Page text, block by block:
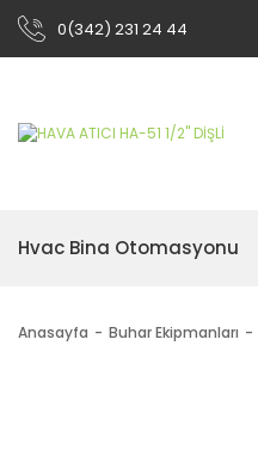
0(342) 231 24 44
Hvac Bina Otomasyonu
Anasayfa Buhar Ekipmanları